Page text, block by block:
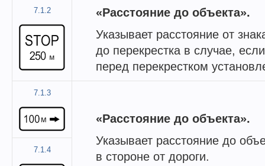
7.1.2
«Расстояние до объекта».
Указывает расстояние от
до перекрестка в случае,
перед перекрестком
7.1.3
«Расстояние до объекта».
Указывает расстояние до
в стороне от дороги.
7.1.4